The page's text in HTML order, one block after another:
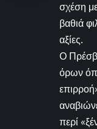
σχέση
βαθιά
αξίες.
Ο
όρων
περί